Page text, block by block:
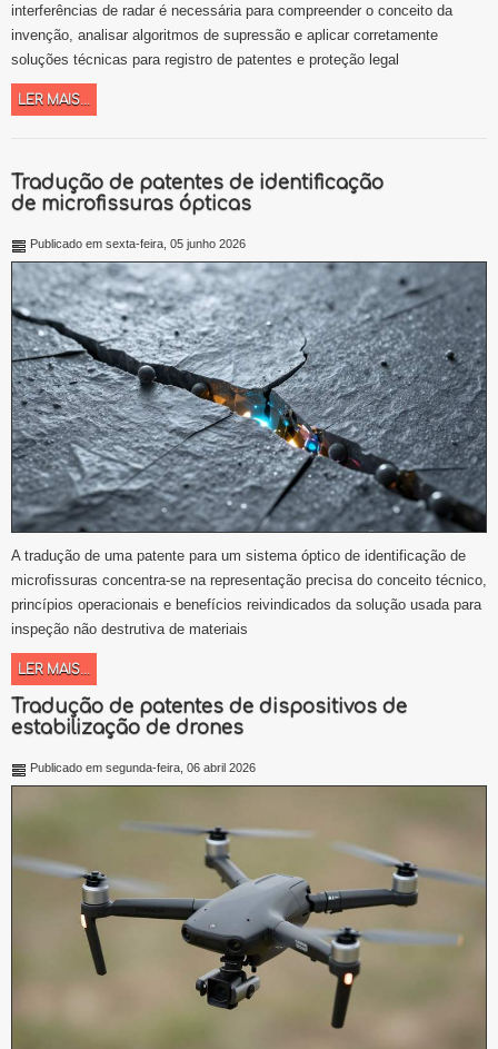
interferências de radar é necessária para compreender o conceito da
invenção, analisar algoritmos de supressão e aplicar corretamente
soluções técnicas para registro de patentes e proteção legal
LER MAIS...
Tradução de patentes de identificação
de microfissuras ópticas
Publicado em sexta-feira, 05 junho 2026
A tradução de uma patente para um sistema óptico de identificação de
microfissuras concentra-se na representação precisa do conceito técnico,
princípios operacionais e benefícios reivindicados da solução usada para
inspeção não destrutiva de materiais
LER MAIS...
Tradução de patentes de dispositivos de
estabilização de drones
Publicado em segunda-feira, 06 abril 2026